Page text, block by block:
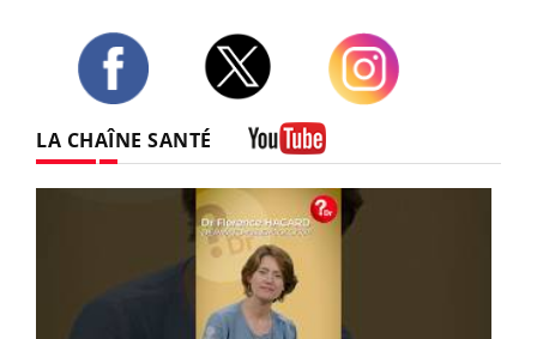
LA CHAÎNE SANTÉ